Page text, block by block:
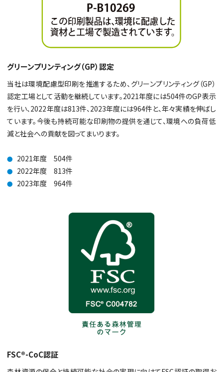
グリーンプリンティング（GP）認定
当社は環境配慮型印刷を推進するため、グリーンプリンティング（GP）
認定工場として活動を継続しています。2021年度には504件のGP表示
を行い、2022年度は813件、2023年度には964件と、年々実績を伸ばし
ています。今後も持続可能な印刷物の提供を通じて、環境への負荷低
減と社会への貢献を図ってまいります。
● 2021年度 504件
● 2022年度 813件
● 2023年度 964件
FSC®-CoC認証